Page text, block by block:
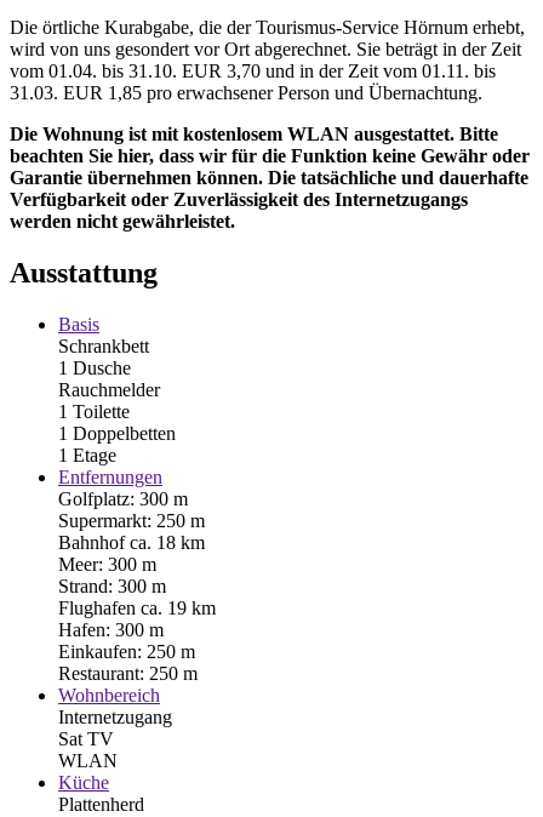
Die örtliche Kurabgabe, die der Tourismus-Service Hörnum erhebt,
wird von uns gesondert vor Ort abgerechnet. Sie beträgt in der Zeit
vom 01.04. bis 31.10. EUR 3,70 und in der Zeit vom 01.11. bis
31.03. EUR 1,85 pro erwachsener Person und Übernachtung.
Die Wohnung ist mit kostenlosem WLAN ausgestattet. Bitte
beachten Sie hier, dass wir für die Funktion keine Gewähr oder
Garantie übernehmen können. Die tatsächliche und dauerhafte
Verfügbarkeit oder Zuverlässigkeit des Internetzugangs
werden nicht gewährleistet.
Ausstattung
Basis
Schrankbett
1 Dusche
Rauchmelder
1 Toilette
1 Doppelbetten
1 Etage
Entfernungen
Golfplatz: 300 m
Supermarkt: 250 m
Bahnhof ca. 18 km
Meer: 300 m
Strand: 300 m
Flughafen ca. 19 km
Hafen: 300 m
Einkaufen: 250 m
Restaurant: 250 m
Wohnbereich
Internetzugang
Sat TV
WLAN
Küche
Plattenherd